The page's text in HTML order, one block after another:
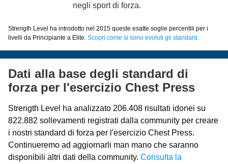
negli sport di forza.
Strength Level ha introdotto nel 2015 queste esatte soglie percentili per i
livelli da Principiante a Elite. Scopri come si sono evoluti gli standard.
Dati alla base degli standard di
forza per l'esercizio Chest Press
Strength Level ha analizzato 206.408 risultati idonei su
822.882 sollevamenti registrati dalla community per creare
i nostri standard di forza per l'esercizio Chest Press.
Continueremo ad aggiornarli man mano che saranno
disponibili altri dati della community. Consulta la